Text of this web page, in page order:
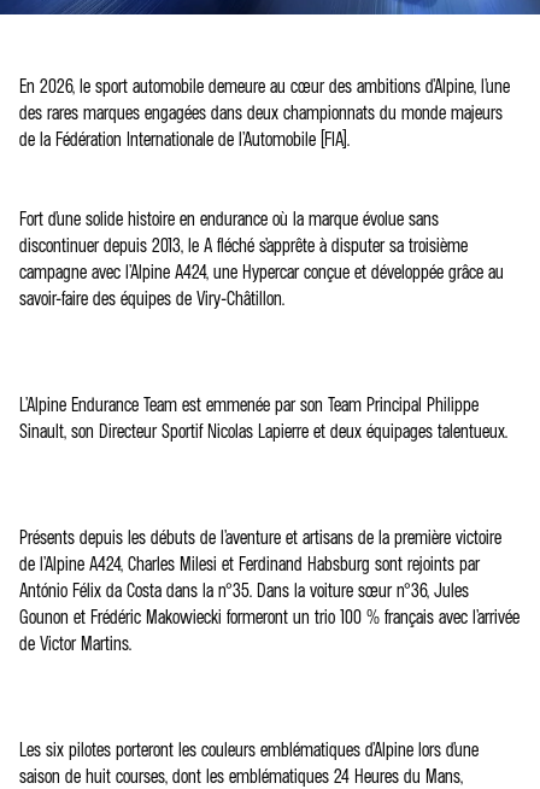
En 2026, le sport automobile demeure au cœur des ambitions d’Alpine, l’une
des rares marques engagées dans deux championnats du monde majeurs
de la Fédération Internationale de l’Automobile (FIA).
Fort d’une solide histoire en endurance où la marque évolue sans
discontinuer depuis 2013, le A fléché s’apprête à disputer sa troisième
campagne avec l’Alpine A424, une Hypercar conçue et développée grâce au
savoir-faire des équipes de Viry-Châtillon.
L’Alpine Endurance Team est emmenée par son Team Principal Philippe
Sinault, son Directeur Sportif Nicolas Lapierre et deux équipages talentueux.
Présents depuis les débuts de l’aventure et artisans de la première victoire
de l’Alpine A424, Charles Milesi et Ferdinand Habsburg sont rejoints par
António Félix da Costa dans la n°35. Dans la voiture sœur n°36, Jules
Gounon et Frédéric Makowiecki formeront un trio 100 % français avec l’arrivée
de Victor Martins.
Les six pilotes porteront les couleurs emblématiques d’Alpine lors d’une
saison de huit courses, dont les emblématiques 24 Heures du Mans,